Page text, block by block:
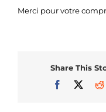
Merci pour votre
Share This
Facebook
X